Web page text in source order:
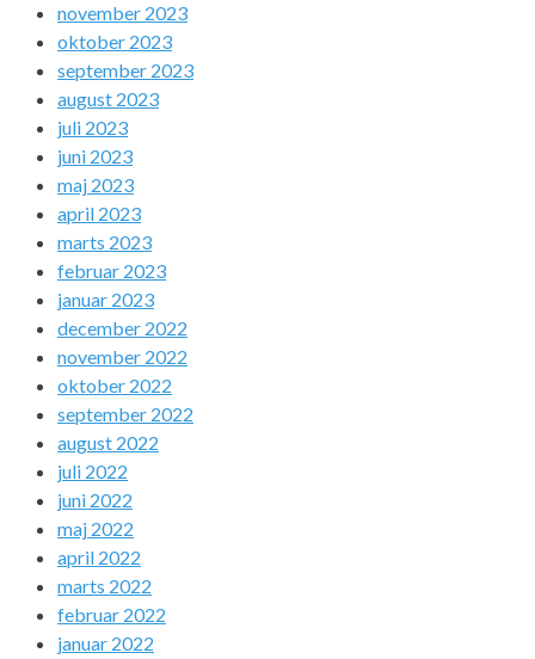
november 2023
oktober 2023
september 2023
august 2023
juli 2023
juni 2023
maj 2023
april 2023
marts 2023
februar 2023
januar 2023
december 2022
november 2022
oktober 2022
september 2022
august 2022
juli 2022
juni 2022
maj 2022
april 2022
marts 2022
februar 2022
januar 2022